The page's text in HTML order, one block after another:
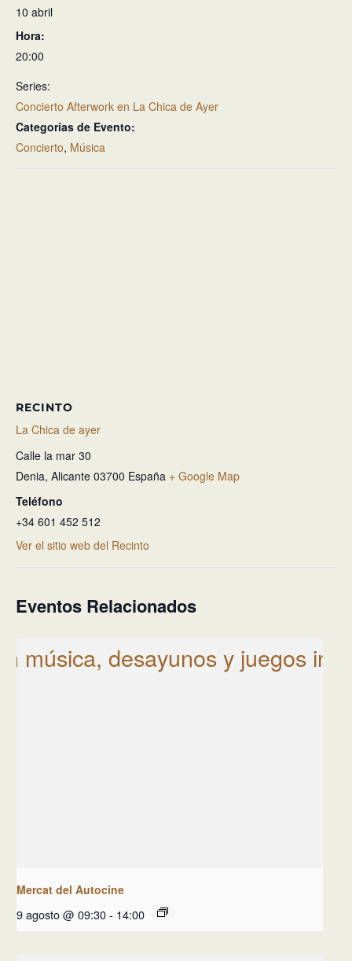
10 abril
Hora:
20:00
Series:
Concierto Afterwork en La Chica de Ayer
Categorías de Evento:
Concierto, Música
RECINTO
La Chica de ayer
Calle la mar 30
Denia, Alicante 03700 España + Google Map
Teléfono
+34 601 452 512
Ver el sitio web del Recinto
Eventos Relacionados
Mercat del Autocine
9 agosto @ 09:30- 14:00